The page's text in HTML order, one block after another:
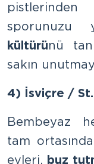
kültürünü
sakın
4) İsviçre /
Bembeyaz
tam
evleri, buz